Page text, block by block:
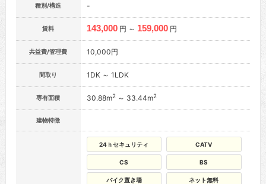
種別/構造 -
賃料 143,000 円 ～ 159,000 円
共益費/管理費 10,000円
間取り 1DK ～ 1LDK
専有面積 30.88m2～ 33.44m2
建物特徴
24ｈセキュリティ CATV
CS BS
バイク置き場 ネット無料